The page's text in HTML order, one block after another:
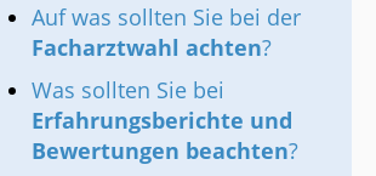
Auf was sollten Sie bei der
Facharztwahl achten?
Was sollten Sie bei
Erfahrungsberichte und
Bewertungen beachten?